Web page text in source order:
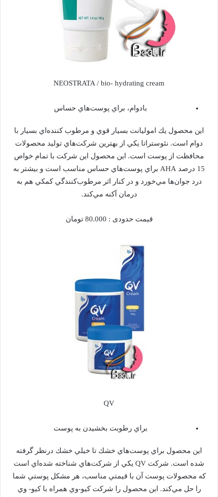
NEOSTRATA / bio- hydrating cream
بادوام، براي پوست‌هاي حساس
اين محصول يك اموليانت بسيار قوي و مرطوب كننده‌اي بسيار با
دوام است. نئوستراتا يكي از بهترين شركت‌هاي توليد محصولات
محافظت از پوست است. اين محصول اين شركت با تمام خواص
15 درصد AHA براي پوست‌هاي حساس مناسب است و بيشتر به
درد جوان‌ها مي‌خورد و در كنار اثر مرطوب‌كنندگي كمكي هم به
درمان آكنه مي‌كند.
قيمت حدودی : 80.000 تومان
QV
براي رطوبت بخشيدن به پوست
اين محصول براي پوست‌هاي خشك تا خيلي خشك درنظر گرفته
شده است. شركت QV يكي از شركت‌هاي شناخته شده‌اي است
كه محصولات پوست آن با قيمتي مناسب، هر مشكل پوستي شما
را حل مي‌كند. اين محصول را شركت كيو-وي همراه با كيو- وي